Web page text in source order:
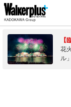
【
花
ル